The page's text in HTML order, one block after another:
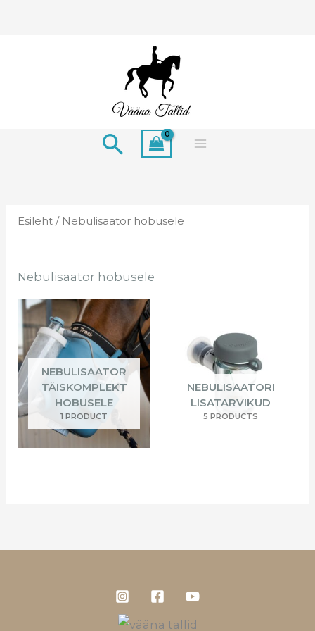
Search
Esileht / Nebulisaator hobusele
Nebulisaator hobusele
NEBULISAATOR
TÄISKOMPLEKT
HOBUSELE
1 PRODUCT
NEBULISAATORI
LISATARVIKUD
5 PRODUCTS